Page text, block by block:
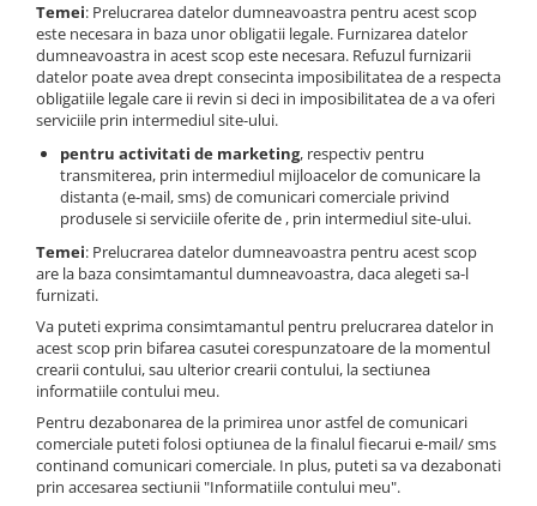
Temei: Prelucrarea datelor dumneavoastra pentru acest scop
este necesara in baza unor obligatii legale. Furnizarea datelor
dumneavoastra in acest scop este necesara. Refuzul furnizarii
datelor poate avea drept consecinta imposibilitatea de a respecta
obligatiile legale care ii revin si deci in imposibilitatea de a va oferi
serviciile prin intermediul site-ului.
pentru activitati de marketing, respectiv pentru
transmiterea, prin intermediul mijloacelor de comunicare la
distanta (e-mail, sms) de comunicari comerciale privind
produsele si serviciile oferite de , prin intermediul site-ului.
Temei: Prelucrarea datelor dumneavoastra pentru acest scop
are la baza consimtamantul dumneavoastra, daca alegeti sa-l
furnizati.
Va puteti exprima consimtamantul pentru prelucrarea datelor in
acest scop prin bifarea casutei corespunzatoare de la momentul
crearii contului, sau ulterior crearii contului, la sectiunea
informatiile contului meu.
Pentru dezabonarea de la primirea unor astfel de comunicari
comerciale puteti folosi optiunea de la finalul fiecarui e-mail/ sms
continand comunicari comerciale. In plus, puteti sa va dezabonati
prin accesarea sectiunii "Informatiile contului meu".